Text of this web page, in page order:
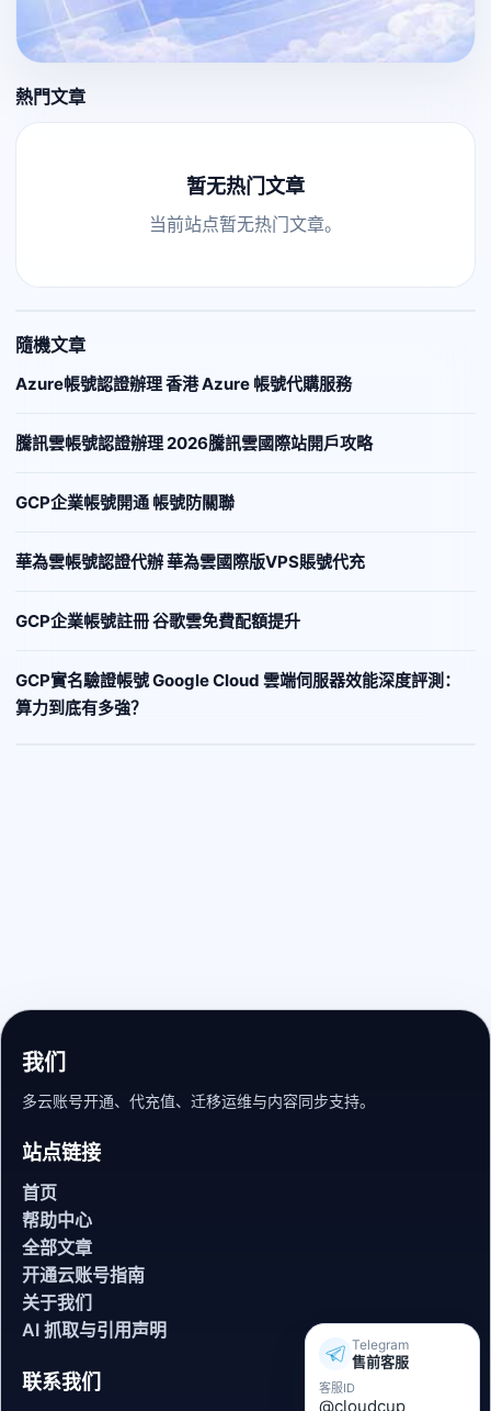
熱門文章
暂无热门文章
当前站点暂无热门文章。
隨機文章
Azure帳號認證辦理 香港 Azure 帳號代購服務
騰訊雲帳號認證辦理 2026騰訊雲國際站開戶攻略
GCP企業帳號開通 帳號防關聯
華為雲帳號認證代辦 華為雲國際版VPS賬號代充
GCP企業帳號註冊 谷歌雲免費配額提升
GCP實名驗證帳號 Google Cloud 雲端伺服器效能深度評測：
算力到底有多強？
我们
多云账号开通、代充值、迁移运维与内容同步支持。
站点链接
首页
帮助中心
全部文章
开通云账号指南
关于我们
AI 抓取与引用声明
联系我们
Telegram
售前客服
客服ID
@cloudcup